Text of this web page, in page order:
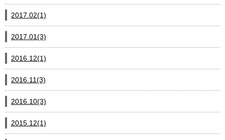
2017.02(1)
2017.01(3)
2016.12(1)
2016.11(3)
2016.10(3)
2015.12(1)